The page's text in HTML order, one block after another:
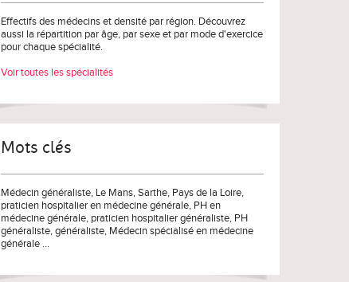
Effectifs des médecins et densité par région. Découvrez
aussi la répartition par âge, par sexe et par mode d'exercice
pour chaque spécialité.
Voir toutes les spécialités
Mots clés
Médecin généraliste, Le Mans,Sarthe, Pays de la Loire,
praticien hospitalier en médecine générale, PH en
médecine générale, praticien hospitalier généraliste, PH
généraliste,généraliste, Médecin spécialisé en médecine
générale ...